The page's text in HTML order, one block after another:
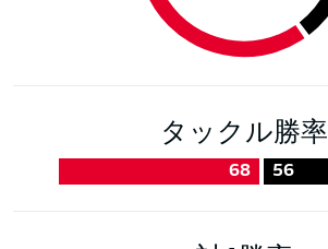
タックル勝率
68 56